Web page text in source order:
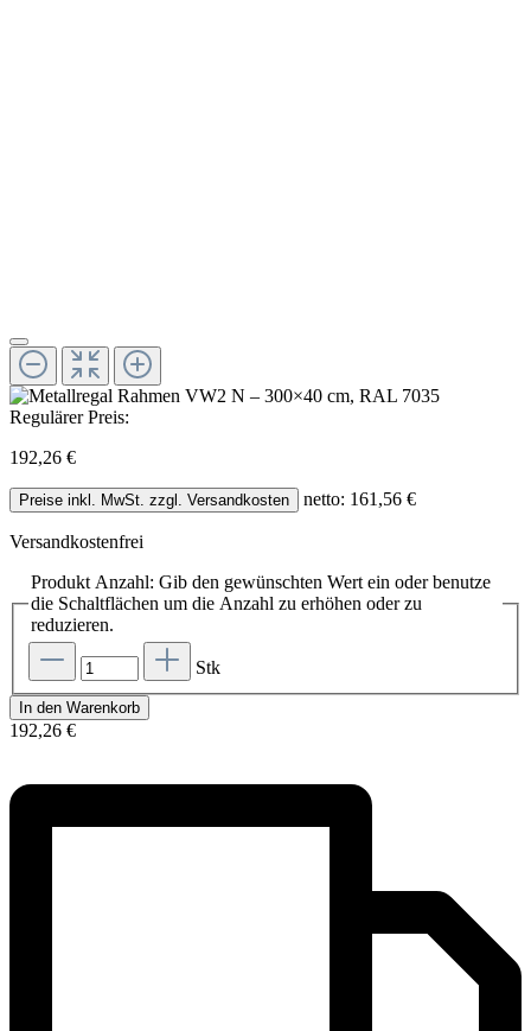
Regulärer Preis:
192,26 €
Preise inkl. MwSt. zzgl. Versandkosten netto: 161,56 €
Versandkostenfrei
Produkt Anzahl: Gib den gewünschten Wert ein oder benutze
die Schaltflächen um die Anzahl zu erhöhen oder zu
reduzieren.
Stk
In den Warenkorb
192,26 €